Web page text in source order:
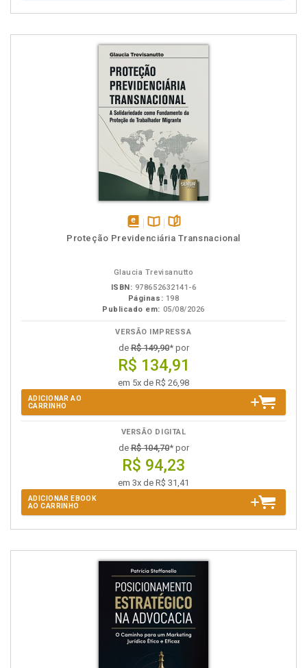
disponívelDisponível
páginas
Proteção Previdenciária Transnacional
Glaucia Trevisanutto
ISBN: 978652632141-6
Páginas: 198
Publicado em: 05/08/2026
VERSÃO IMPRESSA
deR$ 149,90* por
R$ 134,91
em 5x de R$ 26,98
ADICIONAR AO
CARRINHO
VERSÃO DIGITAL
deR$ 104,70* por
R$ 94,23
em 3x de R$ 31,41
ADICIONAR EBOOK
AO CARRINHO